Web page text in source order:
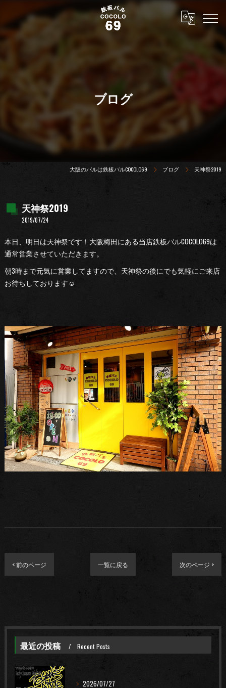
ブログ
大阪のバルは鉄板バルCOCOLO69 ブログ 天神祭2019
天神祭2019
2019/07/24
本日、明日は天神祭です！大阪梅田にある当店鉄板バルCOCOLO69は
通常営業させていただきます。
朝3時まで元気に営業してますので、天神祭の後にでも気軽にご来店
お待ちしております☺︎
< 前のページ 一覧に戻る 次のページ >
最近の投稿 Recent Posts
2026/07/27